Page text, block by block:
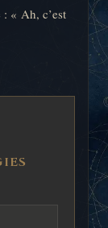
« Ah, c’est